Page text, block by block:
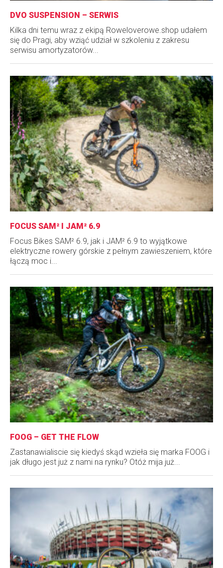
DVO SUSPENSION – SERWIS
Kilka dni temu wraz z ekipą Roweloverowe.shop udałem
się do Pragi, aby wziąć udział w szkoleniu z zakresu
serwisu amortyzatorów...
FOCUS SAM² I JAM² 6.9
Focus Bikes SAM² 6.9, jak i JAM² 6.9 to wyjątkowe
elektryczne rowery górskie z pełnym zawieszeniem, które
łączą moc i...
FOOG – GET THE FLOW
Zastanawialiscie się kiedyś skąd wzieła się marka FOOG i
jak długo jest już z nami na rynku? Otóż mija już...